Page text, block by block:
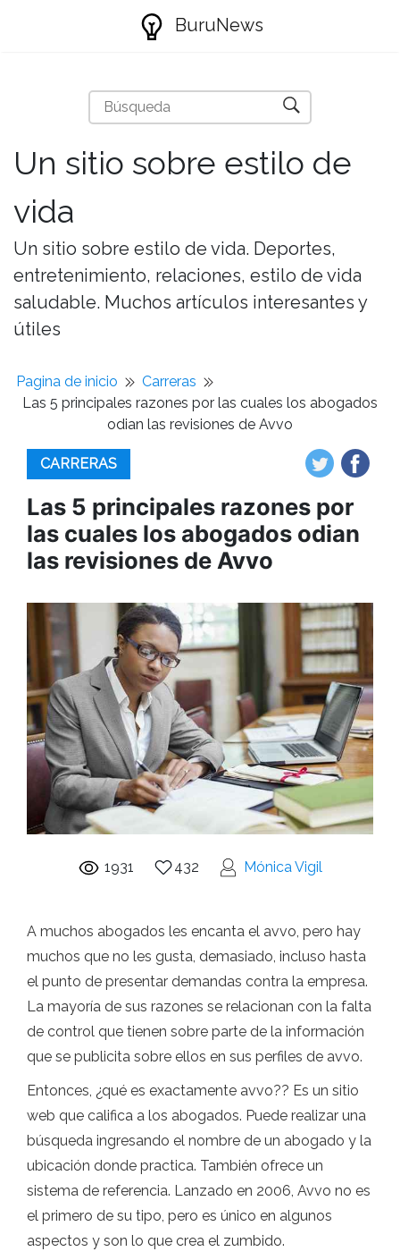
BuruNews
Un sitio sobre estilo de
vida
Un sitio sobre estilo de vida. Deportes,
entretenimiento, relaciones, estilo de vida
saludable. Muchos artículos interesantes y
útiles
Pagina de inicio
Carreras
Las 5 principales razones por las cuales los abogados
odian las revisiones de Avvo
CARRERAS
Las 5 principales razones por
las cuales los abogados odian
las revisiones de Avvo
1931 432 Mónica Vigil
A muchos abogados les encanta el avvo, pero hay
muchos que no les gusta, demasiado, incluso hasta
el punto de presentar demandas contra la empresa.
La mayoría de sus razones se relacionan con la falta
de control que tienen sobre parte de la información
que se publicita sobre ellos en sus perfiles de avvo.
Entonces, ¿qué es exactamente avvo?? Es un sitio
web que califica a los abogados. Puede realizar una
búsqueda ingresando el nombre de un abogado y la
ubicación donde practica. También ofrece un
sistema de referencia. Lanzado en 2006, Avvo no es
el primero de su tipo, pero es único en algunos
aspectos y son lo que crea el zumbido.